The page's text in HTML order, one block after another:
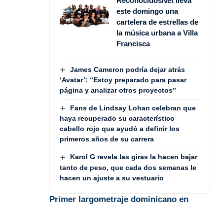
este domingo una
cartelera de estrellas de
la música urbana a Villa
Francisca
James Cameron podría dejar atrás
‘Avatar’: “Estoy preparado para pasar
página y analizar otros proyectos”
Fans de Lindsay Lohan celebran que
haya recuperado su característico
cabello rojo que ayudó a definir los
primeros años de su carrera
Karol G revela las giras la hacen bajar
tanto de peso, que cada dos semanas le
hacen un ajuste a su vestuario
Primer largometraje dominicano en